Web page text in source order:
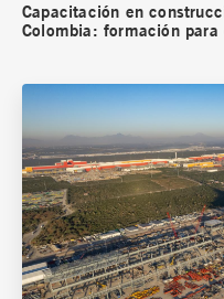
Capacitación en
Colombia: formación